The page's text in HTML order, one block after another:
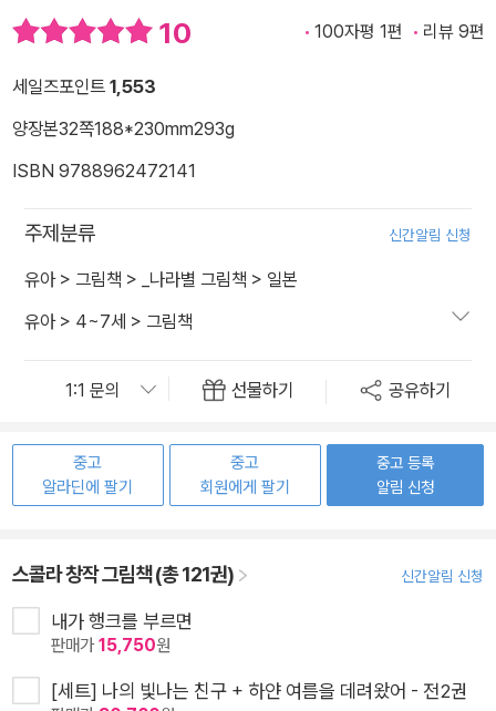
10 100자평 1편 리뷰 9편
세일즈포인트 1,553
양장본32쪽188*230mm293g
ISBN 9788962472141
주제분류 신간알림 신청
유아> 그림책 > _나라별 그림책 > 일본
유아> 4~7세 > 그림책
선물하기 공유하기
중고
알라딘에 팔기
중고
회원에게 팔기
중고 등록
알림 신청
스콜라 창작 그림책 (총 121권) 신간알림 신청
내가 행크를 부르면
판매가15,750원
[세트] 나의 빛나는 친구 + 하얀 여름을 데려왔어 - 전2권